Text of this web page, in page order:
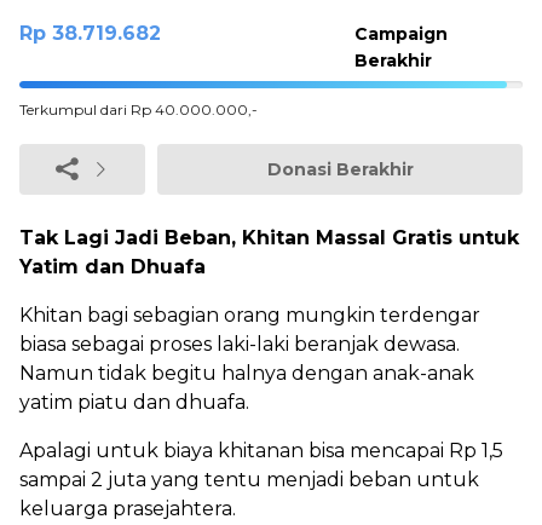
Rp 38.719.682
Campaign
Berakhir
96.799205%
Terkumpul dari Rp 40.000.000,-
Donasi Berakhir
Tak Lagi Jadi Beban, Khitan Massal Gratis untuk
Yatim dan Dhuafa
Khitan bagi sebagian orang mungkin terdengar
biasa sebagai proses laki-laki beranjak dewasa.
Namun tidak begitu halnya dengan anak-anak
yatim piatu dan dhuafa.
Apalagi untuk biaya khitanan bisa mencapai Rp 1,5
sampai 2 juta yang tentu menjadi beban untuk
keluarga prasejahtera.